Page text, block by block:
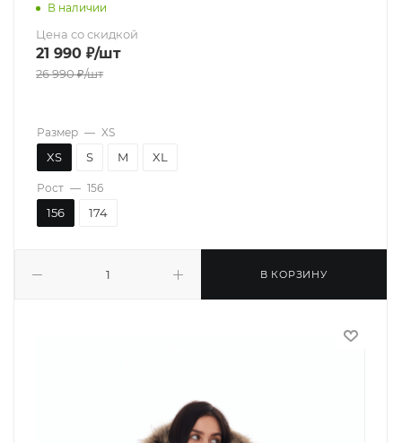
В наличии
Цена со скидкой
21 990 ₽/шт
26 990₽/шт
В КОРЗИНУ
Размер — XS
XS S M XL
Рост — 156
156 174